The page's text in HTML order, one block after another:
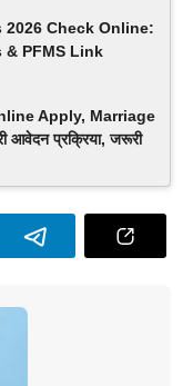
Check Online:
& PFMS Link
Apply, Marriage
आवेदन प्रक्रिया, जरूरी